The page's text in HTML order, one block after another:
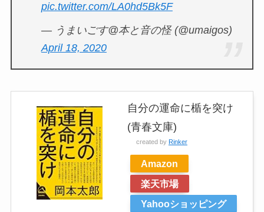
pic.twitter.com/LA0hd5Bk5F
— うまいごす@本と音の怪 (@umaigos)
April 18, 2020
自分の運命に楯を突け
(青春文庫)
created by Rinker
Amazon
楽天市場
Yahooショッピング